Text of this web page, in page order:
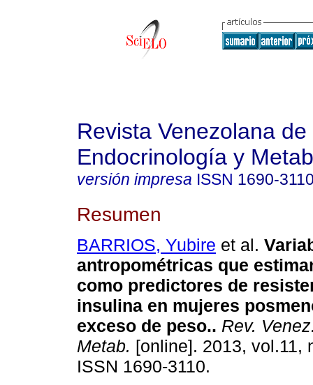
Revista Venezolana de
Endocrinología y
versión impresa ISSN 1690-
Resumen
BARRIOS, Yubire et al.
antropométricas que
como predictores de
insulina en mujeres
exceso de peso.. Rev.
Metab. [online]. 2013, vol.11,
ISSN 1690-3110.